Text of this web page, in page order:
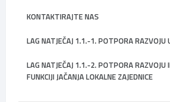
KONTAKTIRAJTE NAS
LAG NATJEČAJ 1.1.-1. POTPORA RAZVOJU
LAG NATJEČAJ 1.1.-2. POTPORA RAZVOJU
FUNKCIJI JAČANJA LOKALNE ZAJEDNICE